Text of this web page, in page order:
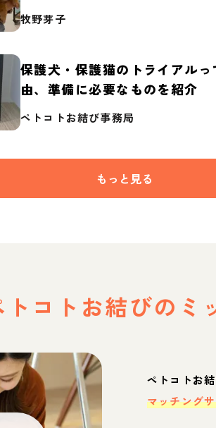
牧野芽子
保護犬・保護猫のトライアル
由、準備に必要なものを紹介
ペトコトお結び事務局
もっと見る
トコトお結びの ミ
ペトコトお
マッチング